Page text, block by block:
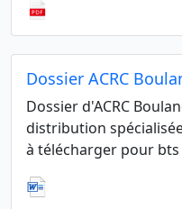
Dossier ACRC
Dossier d'ACRC
distribution
à télécharger pour bts